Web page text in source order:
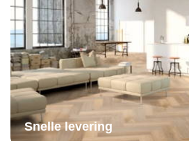
Snelle levering